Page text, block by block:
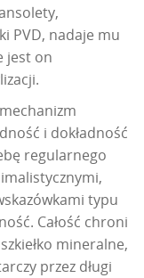
PVD, nadaje mu
jest on
i dokładność
regularnego
typu
Całość chroni
mineralne,
przez długi